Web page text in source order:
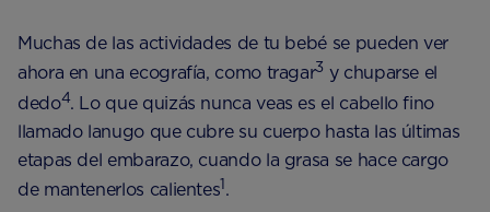
Muchas de las actividades de tu bebé se pueden ver
ahora en una ecografía, como tragar3 y chuparse el
dedo4. Lo que quizás nunca veas es el cabello fino
llamado lanugo que cubre su cuerpo hasta las últimas
etapas del embarazo, cuando la grasa se hace cargo
de mantenerlos calientes1.